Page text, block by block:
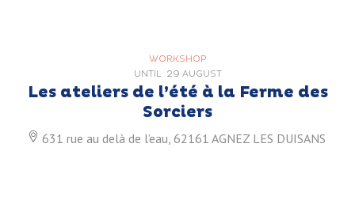
WORKSHOP
UNTIL 29 AUGUST
Les ateliers de l’été à la Ferme des
Sorciers
631 rue au delà de l’eau, 62161 AGNEZ LES DUISANS